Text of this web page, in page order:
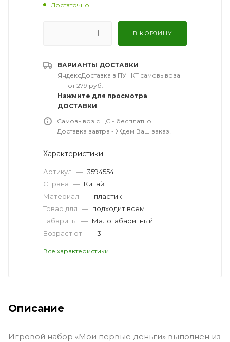
Достаточно
В КОРЗИНУ
ВАРИАНТЫ ДОСТАВКИ
ЯндексДоставка в ПУНКТ самовывоза
— от 279 руб.
Нажмите для просмотра
ДОСТАВКИ
Самовывоз с ЦС - бесплатно
Доставка завтра - Ждем Ваш заказ!
Характеристики
Артикул — 3594554
Страна — Китай
Материал — пластик
Товар для — подходит всем
Габариты — Малогабаритный
Возраст от — 3
Все характеристики
Описание
Игровой набор «Мои первые деньги» выполнен из